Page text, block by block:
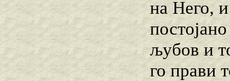
на Него, и
љубов и
го прави